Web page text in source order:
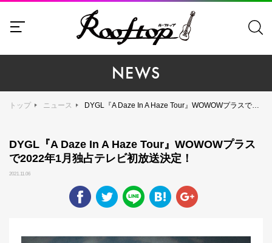
NEWS
トップ ニュース DYGL『A Daze In A Haze Tour』WOWOWプラスで2022年1月独占テレビ初放送決定！
DYGL『A Daze In A Haze Tour』WOWOWプラス
で2022年1月独占テレビ初放送決定！
2021.11.06